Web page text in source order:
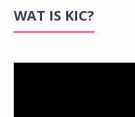
WAT IS KIC?